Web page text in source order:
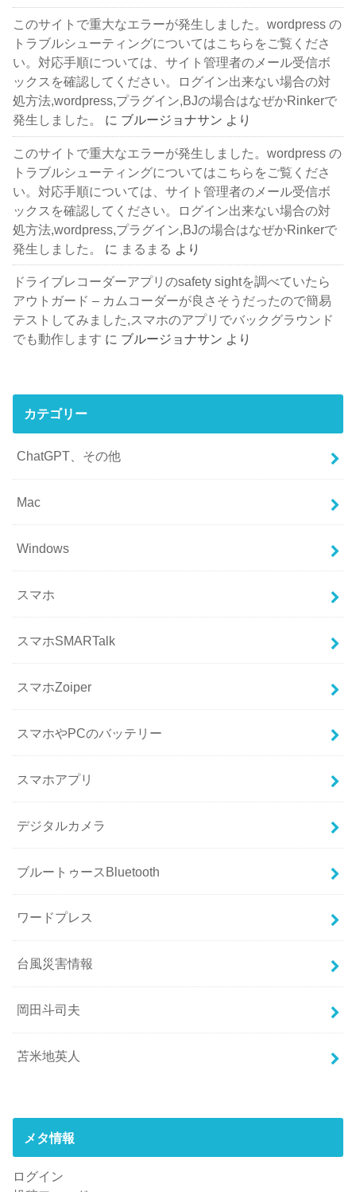
このサイトで重大なエラーが発生しました。wordpress の
トラブルシューティングについてはこちらをご覧くださ
い。対応手順については、サイト管理者のメール受信ボ
ックスを確認してください。ログイン出来ない場合の対
処方法,wordpress,プラグイン,BJの場合はなぜかRinkerで
発生しました。
に ブルージョナサン より
このサイトで重大なエラーが発生しました。wordpress の
トラブルシューティングについてはこちらをご覧くださ
い。対応手順については、サイト管理者のメール受信ボ
ックスを確認してください。ログイン出来ない場合の対
処方法,wordpress,プラグイン,BJの場合はなぜかRinkerで
発生しました。
に まるまる より
ドライブレコーダーアプリのsafety sightを調べていたら
アウトガード – カムコーダーが良さそうだったので簡易
テストしてみました,スマホのアプリでバックグラウンド
でも動作します に ブルージョナサン より
カテゴリー
ChatGPT、その他
Mac
Windows
スマホ
スマホSMARTalk
スマホZoiper
スマホやPCのバッテリー
スマホアプリ
デジタルカメラ
ブルートゥースBluetooth
ワードプレス
台風災害情報
岡田斗司夫
苫米地英人
メタ情報
ログイン